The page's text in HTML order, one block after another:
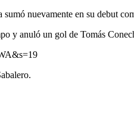
nuevamente en su debut
y anuló un gol de Tomás